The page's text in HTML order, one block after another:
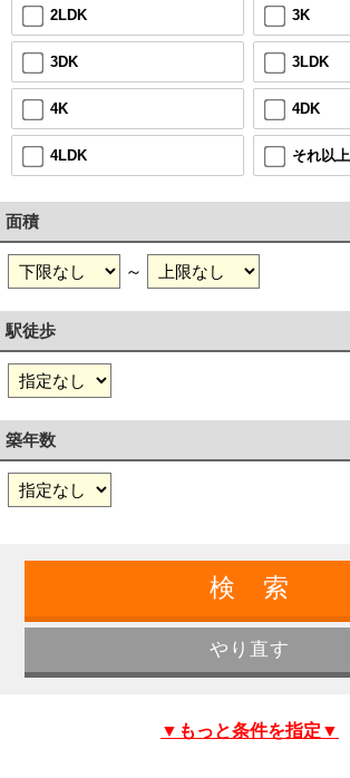
2LDK 3K
3DK 3LDK
4K 4DK
4LDK それ以上
面積
～
駅徒歩
築年数
▼もっと条件を指定▼